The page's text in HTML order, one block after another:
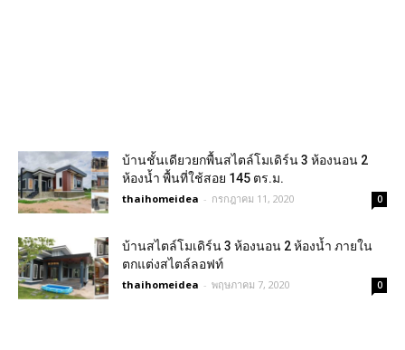
บ้านชั้นเดียวยกพื้นสไตล์โมเดิร์น 3 ห้องนอน 2
ห้องน้ำ พื้นที่ใช้สอย 145 ตร.ม.
thaihomeidea - กรกฎาคม 11, 2020 0
บ้านสไตล์โมเดิร์น 3 ห้องนอน 2 ห้องน้ำ ภายใน
ตกแต่งสไตล์ลอฟท์
thaihomeidea - พฤษภาคม 7, 2020 0